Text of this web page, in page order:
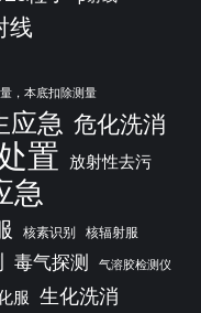
线
，本底扣除测量
应急 危化洗消
置
放射性去污
急
核素识别 核辐射服
毒气探测 气溶胶检测仪
服 生化洗消